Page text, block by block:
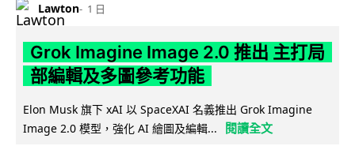
Lawton 1 日
Grok Imagine Image 2.0 推出 主打局
部編輯及多圖參考功能
Elon Musk 旗下 xAI 以 SpaceXAI 名義推出 Grok Imagine
Image 2.0 模型，強化 AI 繪圖及編輯...
閱讀全文